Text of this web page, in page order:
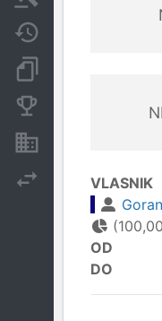
Konkurentske
VLASNIK
OD
DO